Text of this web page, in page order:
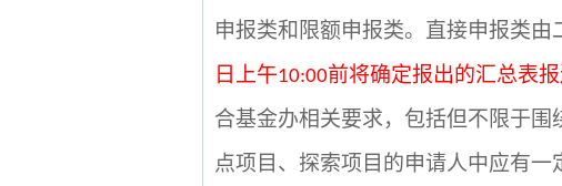
申报类和限额申报类。直接申报类
日上午10:00前将确定报出的汇总表
合基金办相关要求，包括但不限于围
点项目、探索项目的申请人中应有一